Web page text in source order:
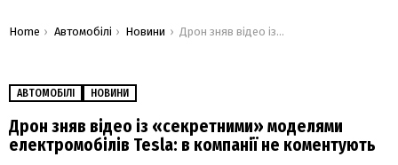
You are here:
Home Автомобілі Новини Дрон зняв відео із «секретними» моделями електромобілів Tesla: в компанії не коментують
АВТОМОБІЛІ НОВИНИ
Дрон зняв відео із «секретними» моделями
електромобілів Tesla: в компанії не коментують